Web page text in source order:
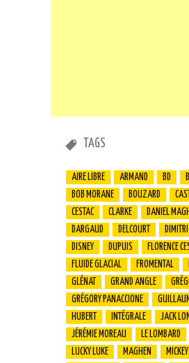
TAGS
AIRE LIBRE ARMAND BD
BOB MORANE
BOUZARD
CESTAC
CLARKE
DANIEL
DARGAUD
DELCOURT
DISNEY
DUPUIS
FLORENCE
FLUIDE GLACIAL
FROMENTAL
GLÉNAT
GRAND ANGLE
GRÉGORY PANACCIONE
HUBERT
INTÉGRALE
JACK
JÉRÉMIE MOREAU
LE LOMBARD
LUCKY LUKE
MAGHEN MICKEY